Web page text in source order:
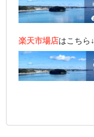
楽天市場店はこちら↓